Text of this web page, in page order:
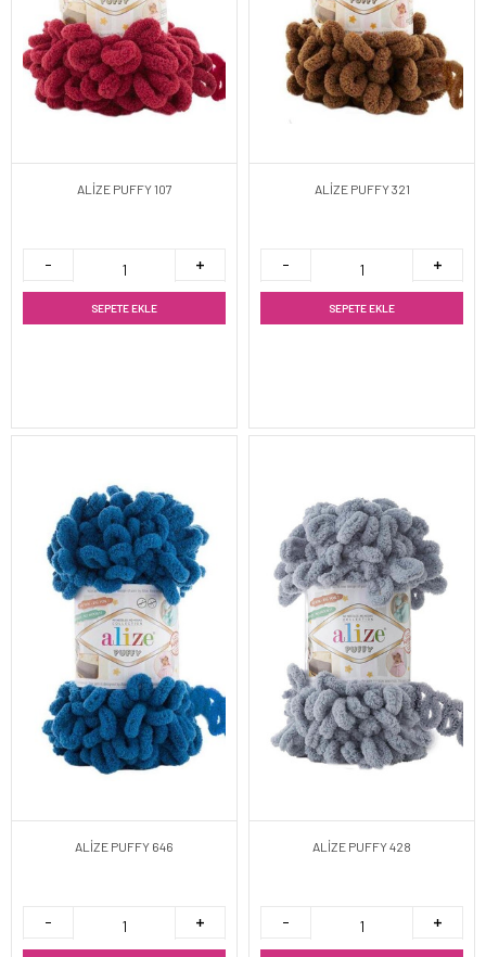
ALİZE PUFFY 107
SEPETE EKLE
ALİZE PUFFY 321
SEPETE EKLE
ALİZE PUFFY 646 ALİZE PUFFY 428